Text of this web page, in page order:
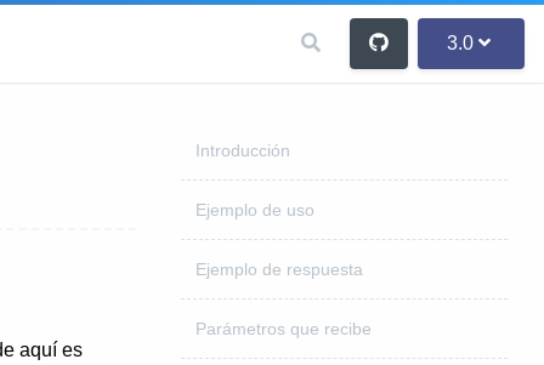
3.0
Introducción
Ejemplo de uso
Ejemplo de respuesta
Parámetros que recibe
aquí es